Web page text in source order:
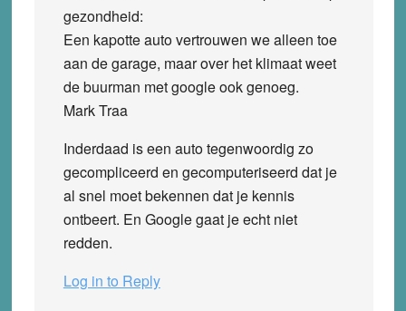
gezondheid:
Een kapotte auto vertrouwen we alleen toe
aan de garage, maar over het klimaat weet
de buurman met google ook genoeg.
Mark Traa
Inderdaad is een auto tegenwoordig zo
gecompliceerd en gecomputeriseerd dat je
al snel moet bekennen dat je kennis
ontbeert. En Google gaat je echt niet
redden.
Log in to Reply